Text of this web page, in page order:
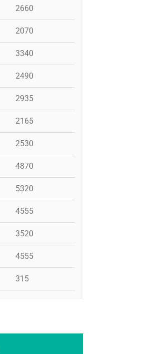
2660
2070
3340
2490
2935
2165
2530
4870
5320
4555
3520
4555
315